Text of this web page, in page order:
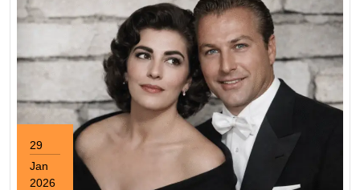
29
Jan
2026